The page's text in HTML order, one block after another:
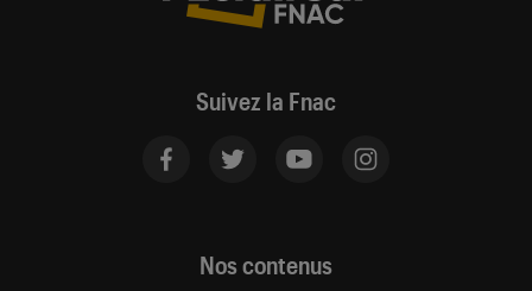
Suivez la Fnac
Nos contenus